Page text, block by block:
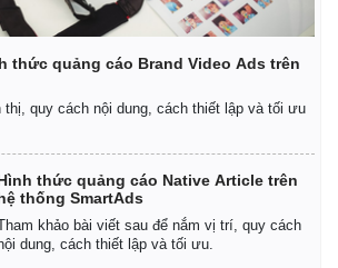
thức quảng cáo Brand Video Ads trên
quy cách nội dung, cách thiết lập và tối ưu
thức quảng cáo Native Article trên
thống SmartAds
khảo bài viết sau để nắm vị trí, quy cách
dung, cách thiết lập và tối ưu.